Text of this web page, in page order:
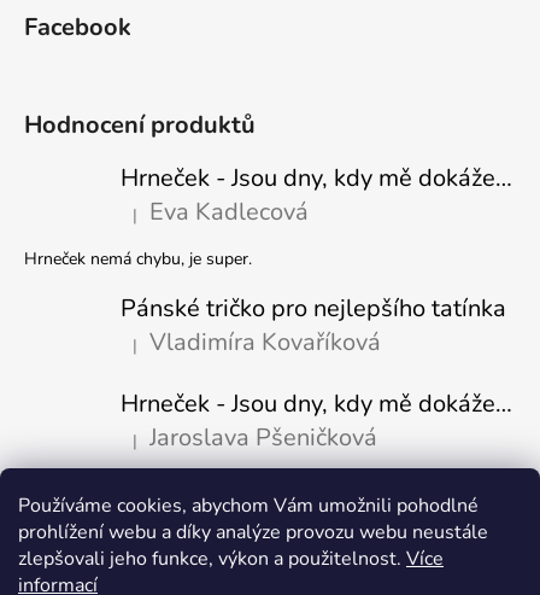
Používáme cookies, abychom Vám umožnili pohodlné
prohlížení webu a díky analýze provozu webu neustále
zlepšovali jeho funkce, výkon a použitelnost. Více
informací
Facebook
Hodnocení produktů
Hrneček - Jsou dny, kdy mě dokáže nasrat i vzduch - Sova
Hodnocení produktu je 5 z 5 hvězdiček.
| Eva Kadlecová
Hrneček nemá chybu, je super.
Pánské tričko pro nejlepšího tatínka
Hodnocení produktu je 5 z 5 hvězdiček.
| Vladimíra Kovaříková
Hrneček - Jsou dny, kdy mě dokáže nasrat i vzduch-naštvaný pejsek
Hodnocení produktu je 5 z 5 hvězdiček.
| Jaroslava Pšeničková
Přijímáme online platby